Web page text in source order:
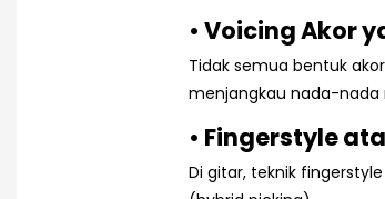
• Voicing Akor
Tidak semua bentuk
menjangkau nada-
• Fingerstyle
Di gitar, teknik